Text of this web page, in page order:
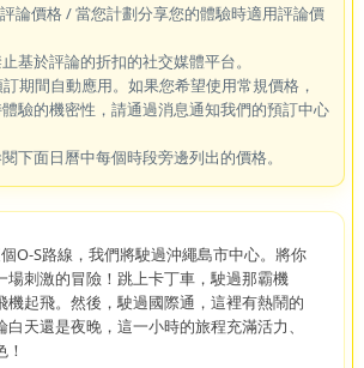
論價格 / 當您計劃分享您的體驗時適用評論價
基於評論的折扣的社交媒體平台。
期間自動應用。如果您希望使用常規價格，
驗的機密性，請通過消息通知我們的預訂中心
下面日曆中每個時段旁邊列出的價格。
O-S路線，我們將駛過沖繩島市中心。將你
場刺激的冒險！跳上卡丁車，駛過那霸機
機起飛。然後，駛過國際通，這裡有熱鬧的
天還是夜晚，這一小時的旅程充滿活力、